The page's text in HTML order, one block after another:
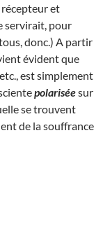
récepteur et
servirait, pour
donc.) A partir
évident que
est simplement
polariséesur
se trouvent
de la souffrance